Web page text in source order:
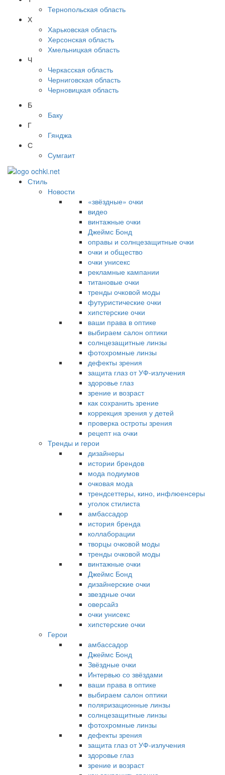
Тернопольская область
Х
Харьковская область
Херсонская область
Хмельницкая область
Ч
Черкасская область
Черниговская область
Черновицкая область
Б
Баку
Г
Гянджа
С
Сумгаит
Стиль
Новости
«звёздные» очки
видео
винтажные очки
Джеймс Бонд
оправы и солнцезащитные очки
очки и общество
очки унисекс
рекламные кампании
титановые очки
тренды очковой моды
футуристические очки
хипстерские очки
ваши права в оптике
выбираем салон оптики
солнцезащитные линзы
фотохромные линзы
дефекты зрения
защита глаз от УФ-излучения
здоровье глаз
зрение и возраст
как сохранить зрение
коррекция зрения у детей
проверка остроты зрения
рецепт на очки
Тренды и герои
дизайнеры
истории брендов
мода подиумов
очковая мода
трендсеттеры, кино, инфлюенсеры
уголок стилиста
амбассадор
история бренда
коллаборации
творцы очковой моды
тренды очковой моды
винтажные очки
Джеймс Бонд
дизайнерские очки
звездные очки
оверсайз
очки унисекс
хипстерские очки
Герои
амбассадор
Джеймс Бонд
Звёздные очки
Интервью со звёздами
ваши права в оптике
выбираем салон оптики
поляризационные линзы
солнцезащитные линзы
фотохромные линзы
дефекты зрения
защита глаз от УФ-излучения
здоровье глаз
зрение и возраст